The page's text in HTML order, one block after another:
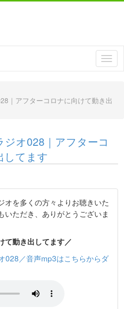
｜アフターコロナに向けて動き出
オ028｜アフターコ
してます
オを多くの方々よりお聴きいた
いただき、ありがとうございま
て動き出してます／
028／音声mp3はこちらからダ